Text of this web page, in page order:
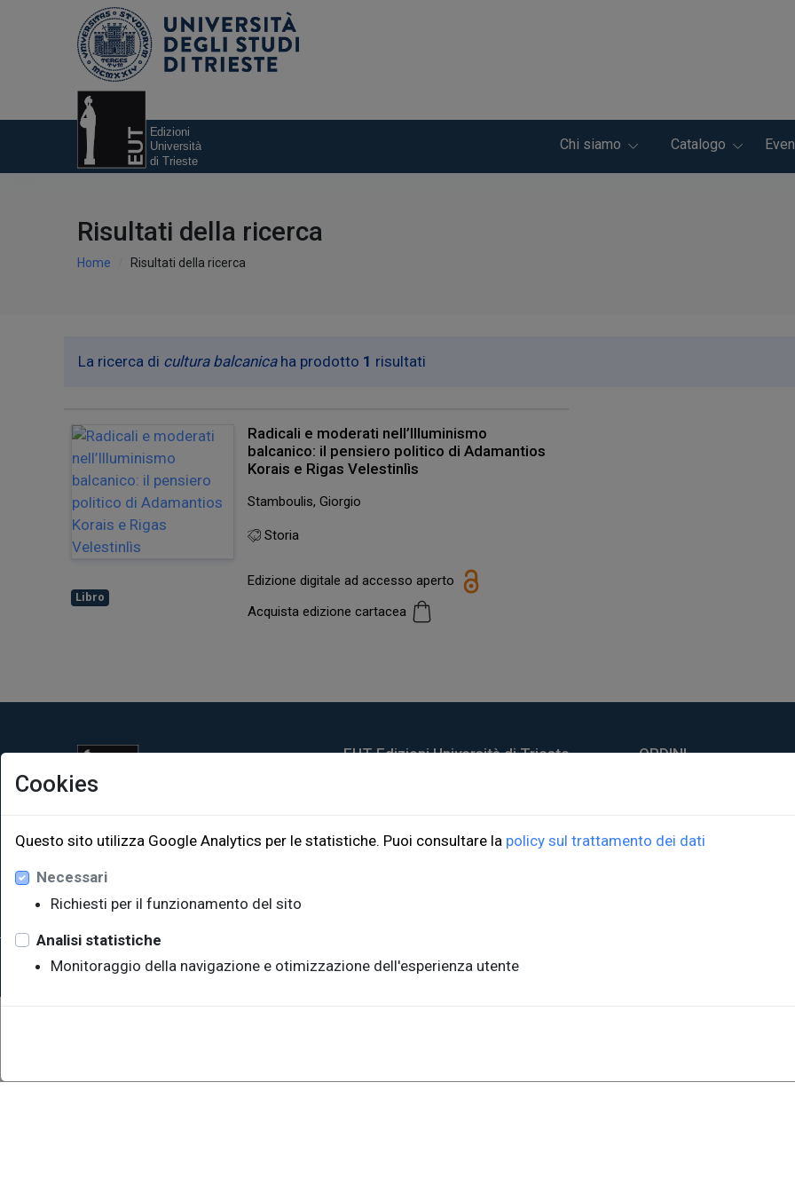
Chi siamo Catalogo
Risultati della ricerca
Home Risultati della ricerca
La ricerca di cultura balcanicaha prodotto 1 risultati
Libro
Radicali e moderati nell’Illuminismo
balcanico: il pensiero politico di Adamantios
Korais e Rigas Velestinlìs
Stamboulis, Giorgio
Storia
Edizione digitale ad accesso aperto
Acquista edizione cartacea
EUT Edizioni Università di Trieste
eut@units.it
ORDINI
Condizioni di vendita
Sede legale: Università degli Studi di Trieste - Piazzale Europa,1 - 34127, Trieste, Italia
P.IVA 00211830328 - C.F. 80013890324 - P.E.C.: ateneo@pec.units.it
Cookies
Questo sito utilizza Google Analytics per le statistiche. Puoi consultare la policy sul trattamento dei dati
Necessari
Richiesti per il funzionamento del sito
Analisi statistiche
Monitoraggio della navigazione e otimizzazione dell'esperienza utente